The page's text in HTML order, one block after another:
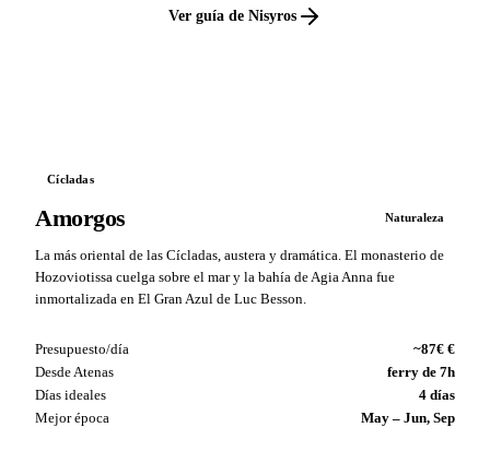
Ver guía de Nisyros
Cícladas
Amorgos Naturaleza
La más oriental de las Cícladas, austera y dramática. El monasterio de
Hozoviotissa cuelga sobre el mar y la bahía de Agia Anna fue
inmortalizada en El Gran Azul de Luc Besson.
Presupuesto/día
~87€ €
Desde Atenas
ferry de 7h
Días ideales
4 días
Mejor época
May – Jun, Sep